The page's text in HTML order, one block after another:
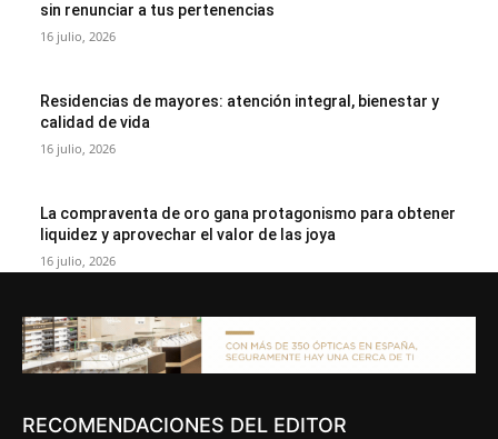
sin renunciar a tus pertenencias
16 julio, 2026
Residencias de mayores: atención integral, bienestar y
calidad de vida
16 julio, 2026
La compraventa de oro gana protagonismo para obtener
liquidez y aprovechar el valor de las joya
16 julio, 2026
RECOMENDACIONES DEL EDITOR